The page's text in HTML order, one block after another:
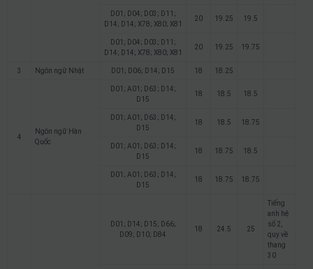
D01; D04; D03; D11;
D14; D14; X78; X80; X81
20 19.25 19.5
D01; D04; D03; D11;
D14; D14; X78; X80; X81
20 19.25 19.75
3 Ngôn ngữ Nhật D01; D06; D14; D15 18 18.25
4
Ngôn ngữ Hàn
Quốc
D01; A01; D63; D14;
D15
18 18.5 18.5
D01; A01; D63; D14;
D15
18 18.5 18.75
D01; A01; D63; D14;
D15
18 18.75 18.5
D01; A01; D63; D14;
D15
18 18.75 18.75
D01; D14; D15; D66;
D09; D10; D84
18 24.5 25
Tiếng
anh hệ
số 2,
quy về
thang
30